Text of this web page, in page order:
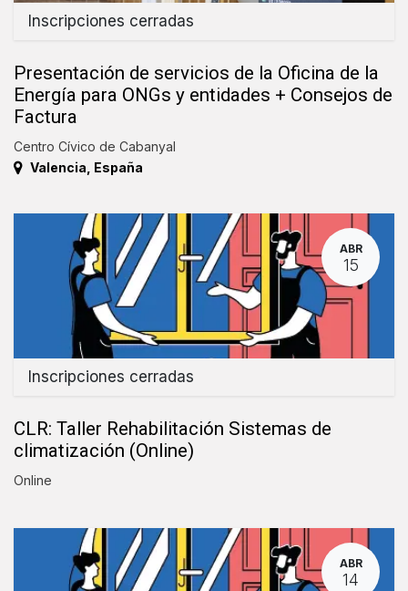
Inscripciones cerradas
Presentación de servicios de la Oficina de la
Energía para ONGs y entidades + Consejos de
Factura
Centro Cívico de Cabanyal
Valencia España
ABR
15
Inscripciones cerradas
CLR: Taller Rehabilitación Sistemas de
climatización (Online)
Online
ABR
14